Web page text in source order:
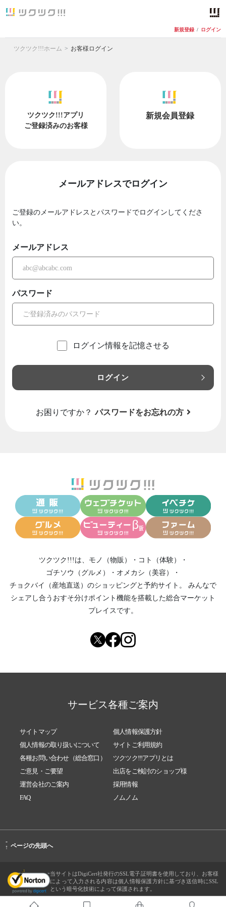
新規登録 / ログイン
ツクツク!!!ホーム お客様ログイン
ツクツク!!!アプリ
ご登録済みのお客様
新規会員登録
メールアドレスでログイン
ご登録のメールアドレスとパスワードでログインしてくださ
い。
メールアドレス
パスワード
ログイン情報を記憶させる
ログイン
お困りですか？ パスワードをお忘れの方
ツクツク!!!は、 モノ（物販） ・ コト（体験）
・
ゴチソウ（グルメ）
・ オメカシ（美容）
・
チョクバイ（産地直送） のショッピングと予約サイト。
みんなで
シェアし合う おすそ分けポイント機能を搭載した総合マーケット
プレイスです。
サービス各種ご案内
サイトマップ
個人情報保護方針
個人情報の取り扱いについて
サイトご利用規約
各種お問い合わせ（総合窓口）
ツクツク!!!アプリとは
ご意見・ご要望
出店をご検討のショップ様
運営会社のご案内
採用情報
FAQ
ノムノム
-
↑ ページの先頭へ
当サイトはDigiCert社発行のSSL電子証明書を使用しており、お客様
によって入力される内容は個人情報保護方針に基づき送信時にSSL
という暗号化技術によって保護されます。